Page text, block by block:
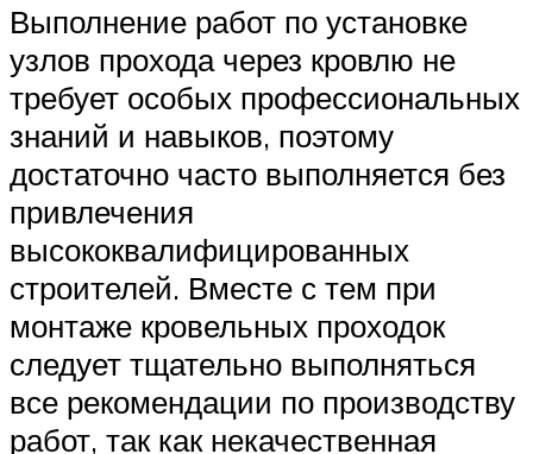
Выполнение работ по установке
узлов прохода через кровлю не
требует особых профессиональных
знаний и навыков, поэтому
достаточно часто выполняется без
привлечения
высококвалифицированных
строителей. Вместе с тем при
монтаже кровельных проходок
следует тщательно выполняться
все рекомендации по производству
работ, так как некачественная